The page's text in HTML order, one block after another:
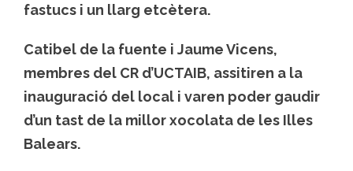
fastucs i un llarg etcètera.
Catibel de la fuente i Jaume Vicens,
membres del CR d’UCTAIB, assitiren a la
inauguració del local i varen poder gaudir
d’un tast de la millor xocolata de les Illes
Balears.